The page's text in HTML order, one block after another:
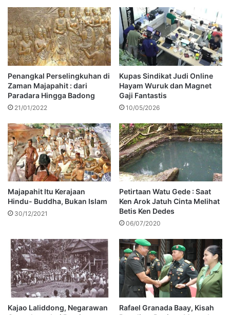
Penangkal Perselingkuhan di
Zaman Majapahit : dari
Paradara Hingga Badong
21/01/2022
Kupas Sindikat Judi Online
Hayam Wuruk dan Magnet
Gaji Fantastis
10/05/2026
Majapahit Itu Kerajaan
Hindu- Buddha, Bukan Islam
30/12/2021
Petirtaan Watu Gede : Saat
Ken Arok Jatuh Cinta Melihat
Betis Ken Dedes
06/07/2020
Kajao Laliddong, Negarawan
Rafael Granada Baay, Kisah